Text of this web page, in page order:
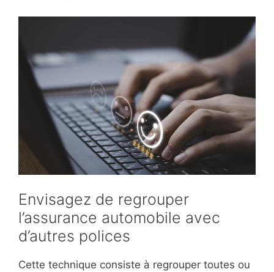
Envisagez de regrouper
l’assurance automobile avec
d’autres polices
Cette technique consiste à regrouper toutes ou